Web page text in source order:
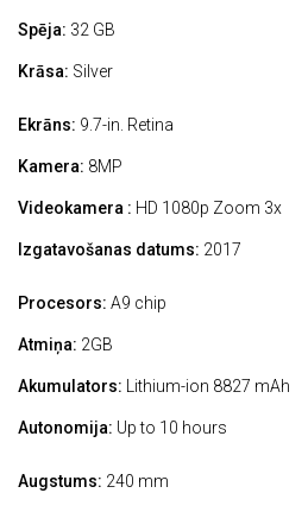
Spēja: 32 GB
Krāsa: Silver
Ekrāns: 9.7-in. Retina
Kamera: 8MP
Videokamera : HD 1080p Zoom 3x
Izgatavošanas datums: 2017
Procesors: A9 chip
Atmiņa: 2GB
Akumulators: Lithium-ion 8827 mAh
Autonomija: Up to 10 hours
Augstums: 240 mm